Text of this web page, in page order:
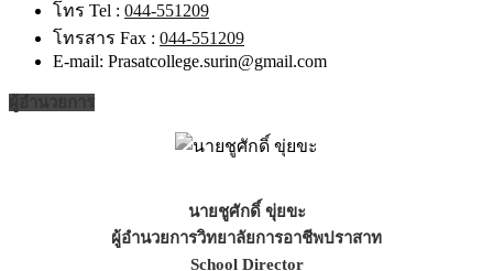
โทร Tel : 044-551209
โทรสาร Fax : 044-551209
E-mail: Prasatcollege.surin@gmail.com
นายชูศักดิ์ ขุ่ยขะ
ผู้อำนวยการวิทยาลัยการอาชีพปราสาท
School Director